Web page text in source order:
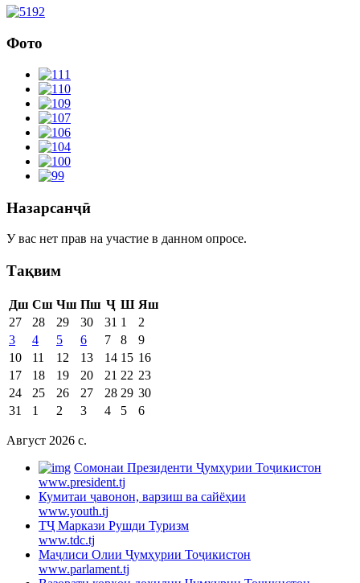
Фото
Назарсанҷӣ
У вас нет прав на участие в данном опросе.
Тақвим
Дш Сш Чш Пш Ҷ Ш Яш
27
28 29 30 31 1
2
3
4 5 6 7 8
9
10
11 12 13 14 15 16
17
18 19 20 21 22 23
24
25 26 27 28 29 30
31
1 2 3 4 5 6
Август 2026 c.
Cомонаи Президенти Ҷумҳурии Тоҷикистон
www.president.tj
Кумитаи ҷавонон, варзиш ва сайёҳии
www.youth.tj
ТҶ Маркази Рушди Туризм
www.tdc.tj
Маҷлиси Олии Ҷумҳурии Тоҷикистон
www.parlament.tj